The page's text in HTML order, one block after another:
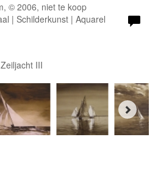
© 2006, niet te koop
| Schilderkunst | Aquarel
Zeiljacht III